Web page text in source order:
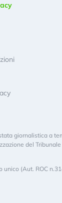
giornalistica a
del
unico (Aut. ROC